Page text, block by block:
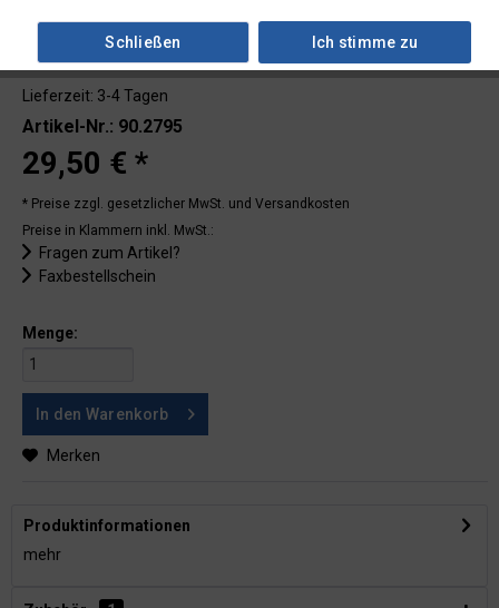
Lieferzeit: 3-4 Tagen
Artikel-Nr.: 90.2795
29,50 € *
* Preise zzgl. gesetzlicher MwSt. und Versandkosten
Preise in Klammern inkl. MwSt.:
Fragen zum Artikel?
Faxbestellschein
Menge:
In den Warenkorb
Merken
Produktinformationen
mehr
Ich stimme zu
Schließen